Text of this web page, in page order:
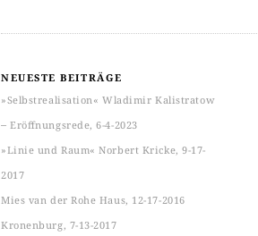
NEUESTE BEITRÄGE
»Selbstrealisation« Wladimir Kalistratow
‒ Eröffnungsrede, 6-4-2023
»Linie und Raum« Norbert Kricke, 9-17-
2017
Mies van der Rohe Haus, 12-17-2016
Kronenburg, 7-13-2017